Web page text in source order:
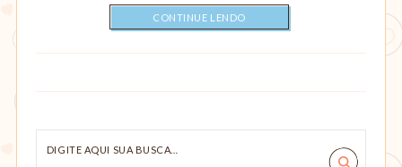
CONTINUE LENDO
aqui